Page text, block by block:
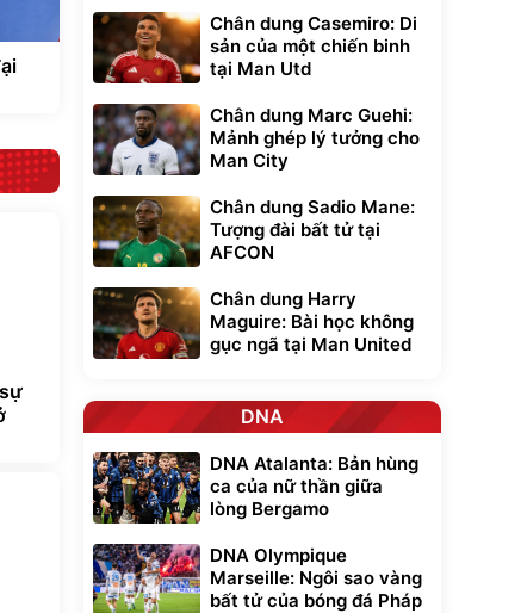
Chân dung Casemiro: Di
sản của một chiến binh
tại Man Utd
Chân dung Marc Guehi:
Mảnh ghép lý tưởng cho
Man City
Chân dung Sadio Mane:
Tượng đài bất tử tại
AFCON
Chân dung Harry
Maguire: Bài học không
gục ngã tại Man United
DNA
DNA Atalanta: Bản hùng
ca của nữ thần giữa
lòng Bergamo
DNA Olympique
Marseille: Ngôi sao vàng
bất tử của bóng đá Pháp